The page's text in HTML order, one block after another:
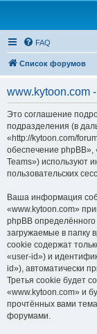
FAQ
Список форумов
www.kytoon.com
Это соглашение
подразделения (в
«http://kytoon.com/
обеспечение phpBB»,
Teams») используют
пользовательских
Ваша информация
«www.kytoon.com»
phpBB
загружаемые в папку
cookie содержат
«user-id») и
id»), автоматически
Третья cookie будет
«www.kytoon.com» и
прочтённых вами
форумами.